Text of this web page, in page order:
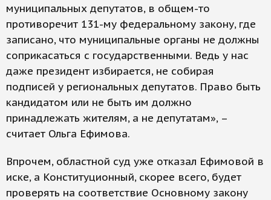
муниципальных депутатов, в общем-то
противоречит 131-му федеральному закону, где
записано, что муниципальные органы не должны
соприкасаться с государственными. Ведь у нас
даже президент избирается, не собирая
подписей у региональных депутатов. Право быть
кандидатом или не быть им должно
принадлежать жителям, а не депутатам», –
считает Ольга Ефимова.
Впрочем, областной суд уже отказал Ефимовой в
иске, а Конституционный, скорее всего, будет
проверять на соответствие Основному закону